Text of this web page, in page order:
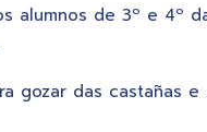
alumnos de 3º e 4º
gozar das castañas